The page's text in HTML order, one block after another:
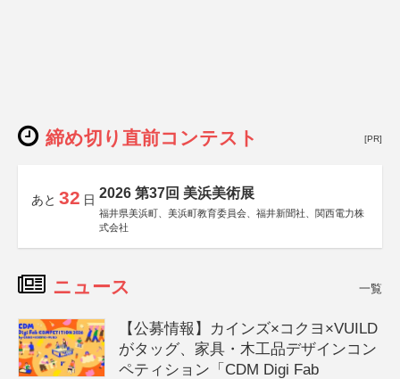
締め切り直前コンテスト [PR]
あと 32 日 2026 第37回 美浜美術展
福井県美浜町、美浜町教育委員会、福井新聞社、関西電力株
式会社
ニュース 一覧
【公募情報】カインズ×コクヨ×VUILD
がタッグ、家具・木工品デザインコン
ペティション「CDM Digi Fab